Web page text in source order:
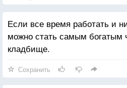
Если все время работать и
можно стать самым богатым
кладбище.
Сохранить